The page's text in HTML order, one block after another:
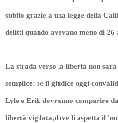
subito grazie a una legge della
delitti quando avevano meno di 26
La strada verso la libertà non sarà
semplice: se il giudice oggi
Lyle e Erik dovranno comparire
libertà vigilata,dove li aspetta il